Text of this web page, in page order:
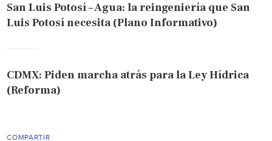
San Luis Potosí – Agua: la reingeniería que San
Luis Potosí necesita (Plano Informativo)
CDMX: Piden marcha atrás para la Ley Hídrica
(Reforma)
COMPARTIR